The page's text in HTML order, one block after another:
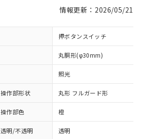
情報更新：2026/05/21
押ボタンスイッチ
丸胴形(φ30mm)
照光
操作部形状 丸形 フルガード形
操作部色 橙
透明/不透明 透明